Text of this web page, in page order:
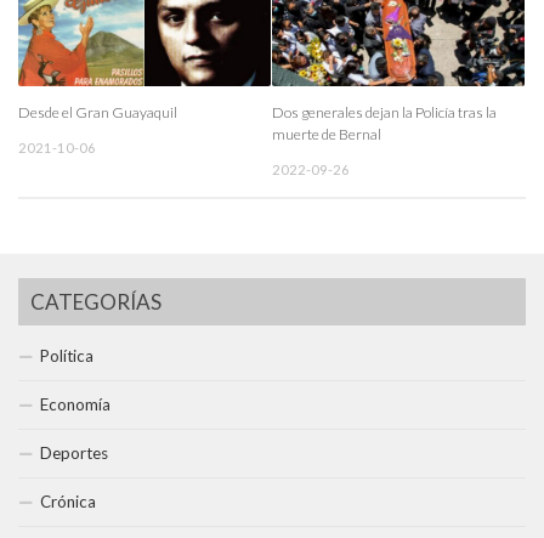
Desde el Gran Guayaquil
2021-10-06
Dos generales dejan la Policía tras la
muerte de Bernal
2022-09-26
CATEGORÍAS
Política
Economía
Deportes
Crónica